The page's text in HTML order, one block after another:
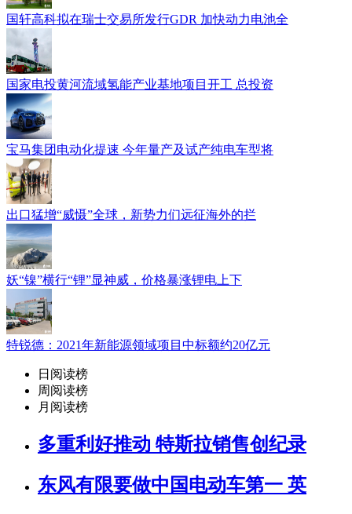
国轩高科拟在瑞士交易所发行GDR 加快动力电池全
国家电投黄河流域氢能产业基地项目开工 总投资
宝马集团电动化提速 今年量产及试产纯电车型将
出口猛增“威慑”全球，新势力们远征海外的拦
妖“镍”横行“锂”显神威，价格暴涨锂电上下
特锐德：2021年新能源领域项目中标额约20亿元
日阅读榜
周阅读榜
月阅读榜
多重利好推动 特斯拉销售创纪录
东风有限要做中国电动车第一 英